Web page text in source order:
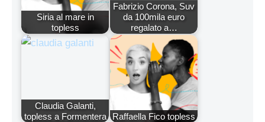
Siria al mare in
topless
Fabrizio Corona, Suv
da 100mila euro
regalato a…
Claudia Galanti,
topless a Formentera
Raffaella Fico topless